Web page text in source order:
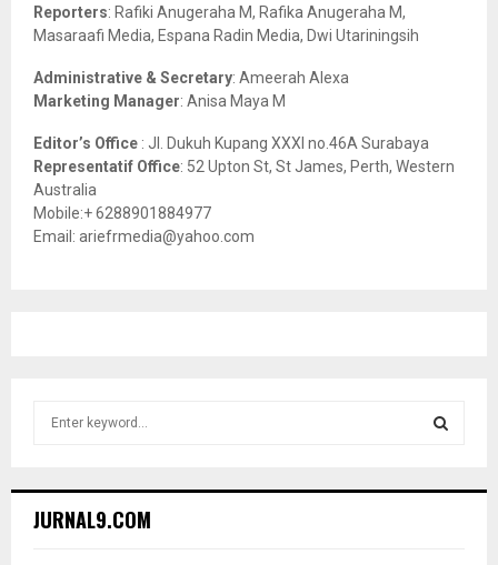
Reporters: Rafiki Anugeraha M, Rafika Anugeraha M,
Masaraafi Media, Espana Radin Media, Dwi Utariningsih
Administrative & Secretary: Ameerah Alexa
Marketing Manager: Anisa Maya M
Editor’s Office : Jl. Dukuh Kupang XXXI no.46A Surabaya
Representatif Office: 52 Upton St, St James, Perth, Western
Australia
Mobile:+ 6288901884977
Email: ariefrmedia@yahoo.com
h
JURNAL9.COM